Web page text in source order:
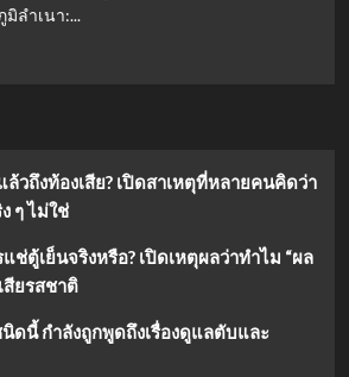
มิลำเนา:...
วถึงท้องเสีย? เปิดสาเหตุที่หลายคนคิดว่า
ๆ ไม่ใช่
ตู้เย็นจริงหรือ? เปิดเหตุผลว่าทำไม “ผล
สียรสชาติ
ดนี้ กำลังถูกพูดถึงเรื่องดูแลตับและ